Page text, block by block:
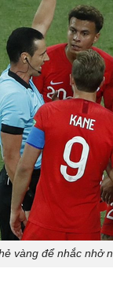
vàng để nhắc nhở